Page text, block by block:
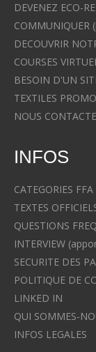
DEVENEZ ECO-
COMMUNIQUER
DECOUVRIR
COURSES
BESOIN D'UN
TEXTILES
NOUS
INFOS
CATEGORIES FFA
TEXTES
QUESTIONS
INTERVIEW
SECURITE DES
POLITIQUE DE
LINKED IN
QUI SOMMES-
INFOS LEGALES